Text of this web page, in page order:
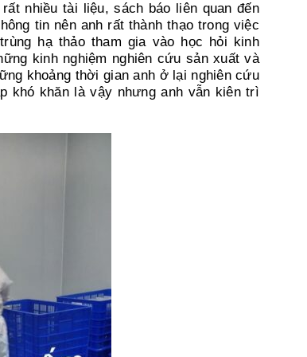
nhiều tài liệu, sách báo liên quan đến
tin nên anh rất thành thạo trong việc
hạ thảo tham gia vào học hỏi kinh
kinh nghiệm nghiên cứu sản xuất và
khoảng thời gian anh ở lại nghiên cứu
khó khăn là vậy nhưng anh vẫn kiên trì